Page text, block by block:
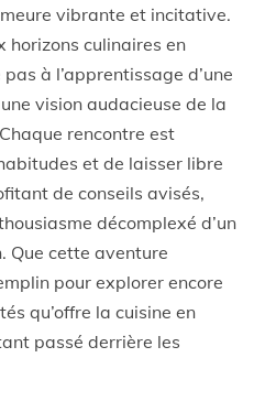
vibrante et incitative.
horizons culinaires en
à l’apprentissage d’une
vision audacieuse de la
rencontre est
et de laisser libre
de conseils avisés,
décomplexé d’un
Que cette aventure
pour explorer encore
qu’offre la cuisine en
passé derrière les